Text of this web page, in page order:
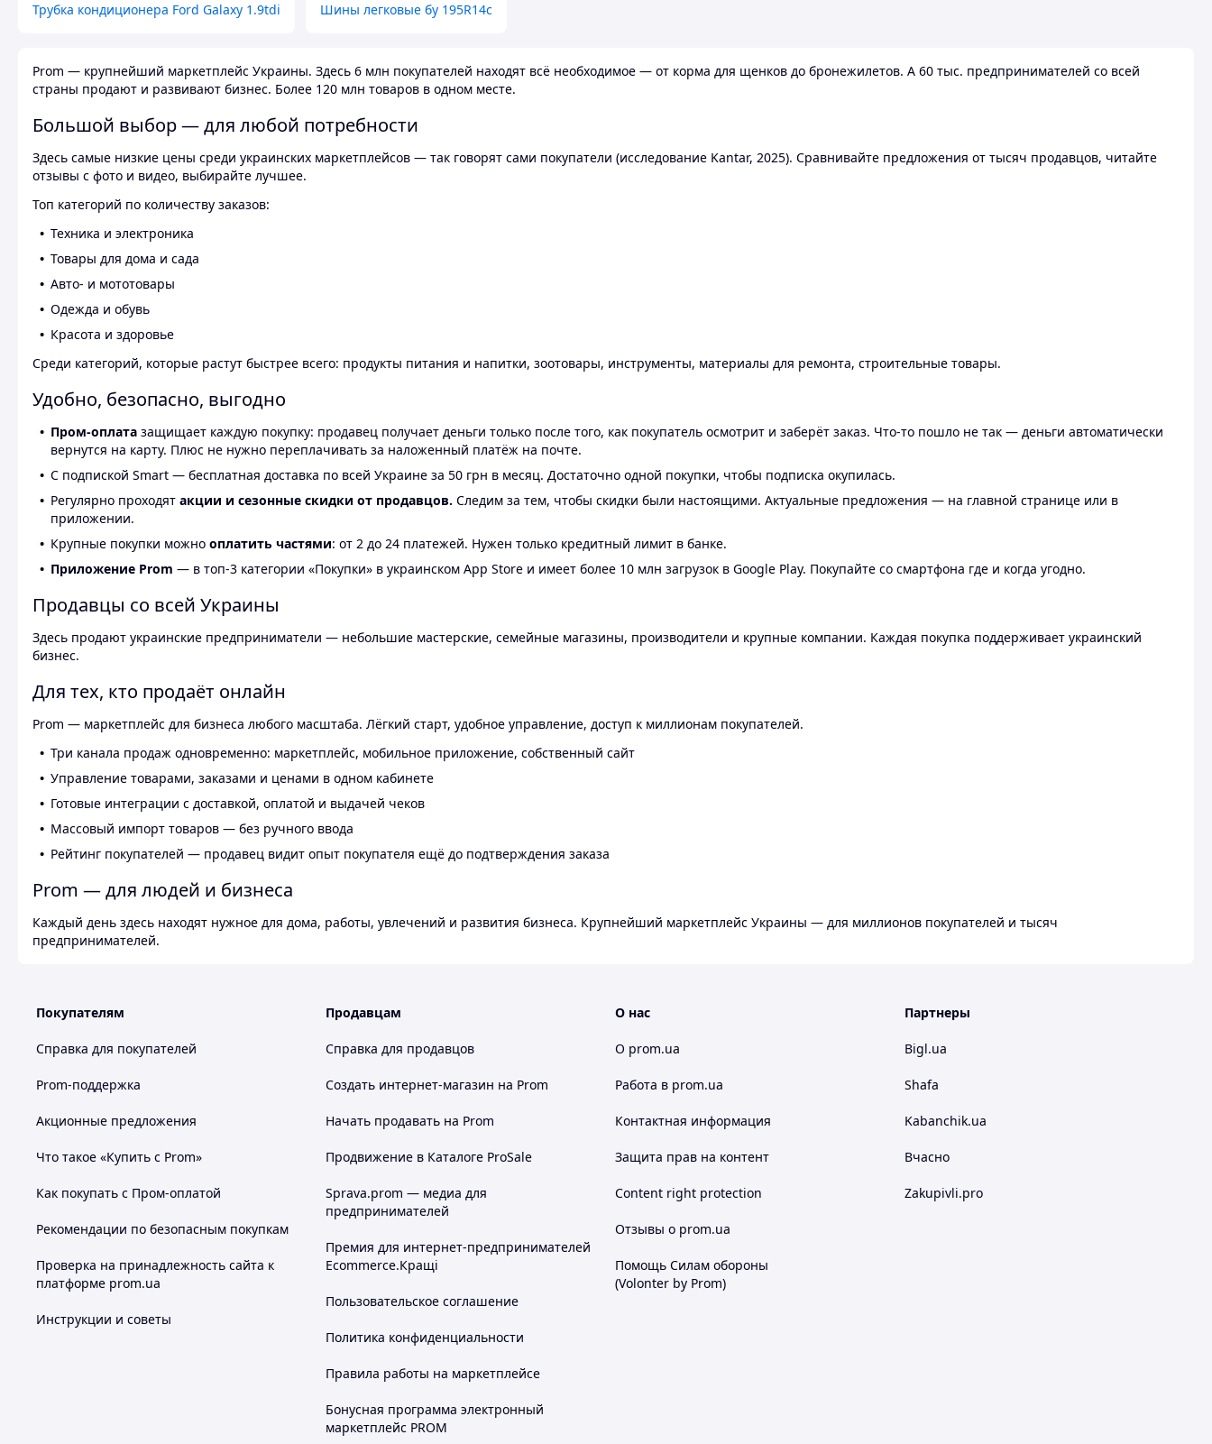
Трубка кондиционера Ford Galaxy 1.9tdi Шины легковые бу 195R14c
Prom — крупнейший маркетплейс Украины. Здесь 6 млн покупателей находят всё необходимое — от корма для щенков до бронежилетов. А 60 тыс. предпринимателей со всей
страны продают и развивают бизнес. Более 120 млн товаров в одном месте.
Большой выбор — для любой потребности
Здесь самые низкие цены среди украинских маркетплейсов — так говорят сами покупатели (исследование Kantar, 2025). Сравнивайте предложения от тысяч продавцов, читайте
отзывы с фото и видео, выбирайте лучшее.
Топ категорий по количеству заказов:
Техника и электроника
Товары для дома и сада
Авто- и мототовары
Одежда и обувь
Красота и здоровье
Среди категорий, которые растут быстрее всего: продукты питания и напитки, зоотовары, инструменты, материалы для ремонта, строительные товары.
Удобно, безопасно, выгодно
Пром-оплата защищает каждую покупку: продавец получает деньги только после того, как покупатель осмотрит и заберёт заказ. Что-то пошло не так — деньги автоматически
вернутся на карту. Плюс не нужно переплачивать за наложенный платёж на почте.
С подпиской Smart — бесплатная доставка по всей Украине за 50 грн в месяц. Достаточно одной покупки, чтобы подписка окупилась.
Регулярно проходят акции и сезонные скидки от продавцов. Следим за тем, чтобы скидки были настоящими. Актуальные предложения — на главной странице или в
приложении.
Крупные покупки можно оплатить частями: от 2 до 24 платежей. Нужен только кредитный лимит в банке.
Приложение Prom — в топ-3 категории «Покупки» в украинском App Store и имеет более 10 млн загрузок в Google Play. Покупайте со смартфона где и когда угодно.
Продавцы со всей Украины
Здесь продают украинские предприниматели — небольшие мастерские, семейные магазины, производители и крупные компании. Каждая покупка поддерживает украинский
бизнес.
Для тех, кто продаёт онлайн
Prom — маркетплейс для бизнеса любого масштаба. Лёгкий старт, удобное управление, доступ к миллионам покупателей.
Три канала продаж одновременно: маркетплейс, мобильное приложение, собственный сайт
Управление товарами, заказами и ценами в одном кабинете
Готовые интеграции с доставкой, оплатой и выдачей чеков
Массовый импорт товаров — без ручного ввода
Рейтинг покупателей — продавец видит опыт покупателя ещё до подтверждения заказа
Prom — для людей и бизнеса
Каждый день здесь находят нужное для дома, работы, увлечений и развития бизнеса. Крупнейший маркетплейс Украины — для миллионов покупателей и тысяч
предпринимателей.
Покупателям
Справка для покупателей
Prom-поддержка
Акционные предложения
Что такое «Купить с Prom»
Как покупать с Пром-оплатой
Рекомендации по безопасным покупкам
Проверка на принадлежность сайта к
платформе prom.ua
Инструкции и советы
Продавцам
Справка для продавцов
Создать интернет-магазин на Prom
Начать продавать на Prom
Продвижение в Каталоге ProSale
Sprava.prom — медиа для
предпринимателей
Премия для интернет-предпринимателей
Ecommerce.Кращі
Пользовательское соглашение
Политика конфиденциальности
Правила работы на маркетплейсе
Бонусная программа электронный
маркетплейс PROM
О нас
О prom.ua
Работа в prom.ua
Контактная информация
Защита прав на контент
Content right protection
Отзывы о prom.ua
Помощь Силам обороны
(Volonter by Prom)
Партнеры
Bigl.ua
Shafa
Kabanchik.ua
Вчасно
Zakupivli.pro